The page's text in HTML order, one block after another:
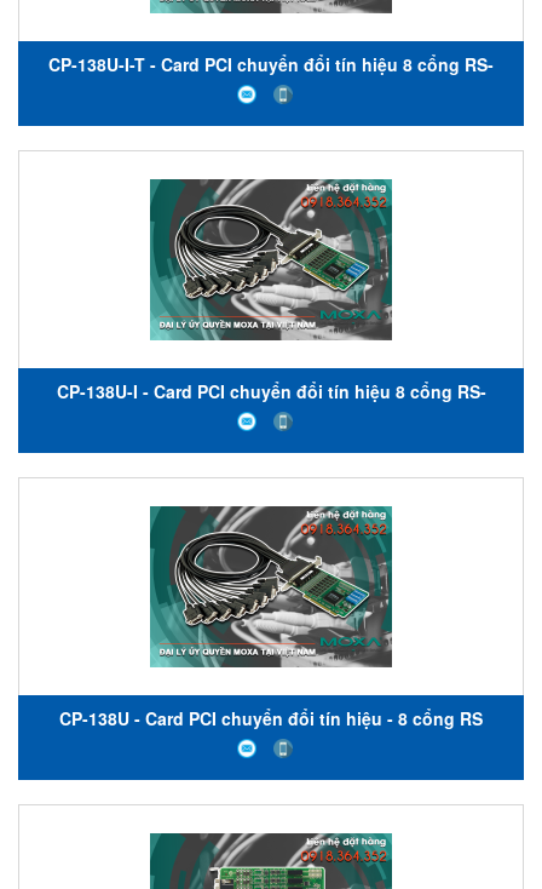
CP-138U-I-T - Card PCI chuyển đổi tín hiệu 8 cổng RS-
422/485 - cách ly quang học - nhiệt độ hoạt động từ -40
đến 85 ° C - Moxa Việt Nam
CP-138U-I - Card PCI chuyển đổi tín hiệu 8 cổng RS-
422/485 - cách ly quang học - nhiệt độ hoạt động từ 0
đến 55 ° C - Moxa Việt Nam
CP-138U - Card PCI chuyển đổi tín hiệu - 8 cổng RS
422/485 - nhiệt độ hoạt động từ 0 đến 55 ° C - Moxa Việt
Nam